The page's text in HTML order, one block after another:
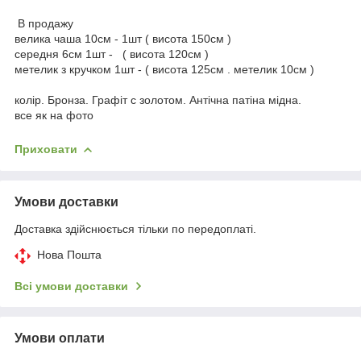
В продажу
велика чаша 10см - 1шт ( висота 150см )
середня 6см 1шт - ( висота 120см )
метелик з кручком 1шт - ( висота 125см . метелик 10см )
колір. Бронза. Графіт с золотом. Антічна патіна мідна.
все як на фото
Приховати
Умови доставки
Доставка здійснюється тільки по передоплаті.
Нова Пошта
Всі умови доставки
Умови оплати